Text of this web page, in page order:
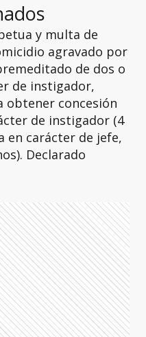
y multa de
agravado por
de dos o
de instigador,
obtener concesión
de instigador (4
en carácter de jefe,
Declarado